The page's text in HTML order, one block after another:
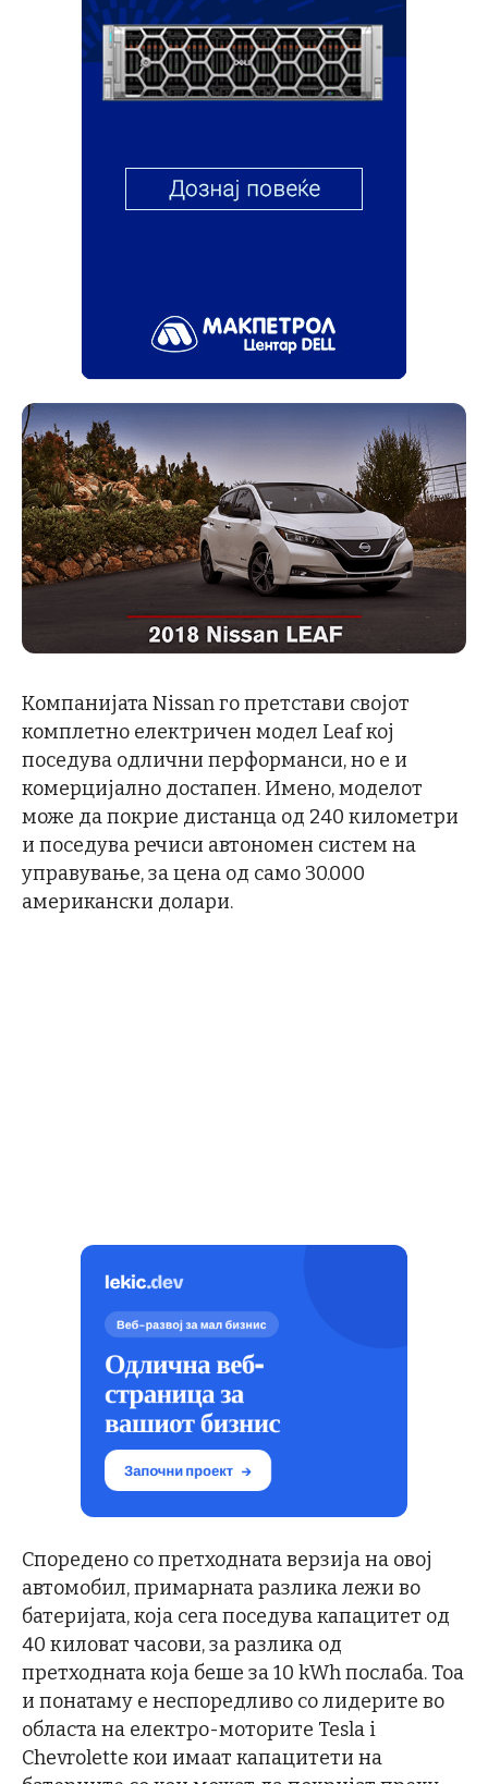
Компанијата Nissan го претстави својот
комплетно електричен модел Leaf кој
поседува одлични перформанси, но е и
комерцијално достапен. Имено, моделот
може да покрие дистанца од 240 километри
и поседува речиси автономен систем на
управување, за цена од само 30.000
американски долари.
Споредено со претходната верзија на овој
автомобил, примарната разлика лежи во
батеријата, која сега поседува капацитет од
40 киловат часови, за разлика од
претходната која беше за 10 kWh послаба. Тоа
и понатаму е неспоредливо со лидерите во
областа на електро-моторите Tesla i
Chevrolette кои имаат капацитети на